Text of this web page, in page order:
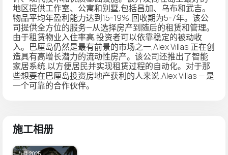
地区提供工作室、公寓和别墅,包括昌加、乌布和武吉。
物品平均年盈利能力达到15-19%,回收期为5-7年。该公
司提供全方位的服务—从选择房产到随后的租赁和管理。
由于租赁物业入住率高,投资者可以依靠稳定的被动收
入。巴厘岛仍然是最有前景的市场之一,Alex Villas 正在创
造具有高增长潜力的流动性房产。该公司还推出了智能
家居系统,以方便居民并实现租赁过程的自动化。对于那
些想要在巴厘岛投资房地产获利的人来说,Alex Villas — 是
一个可靠的合作伙伴。
施工相册
八月 2025